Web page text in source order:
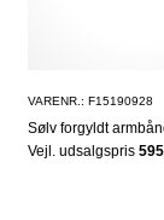
VARENR.: F15190928
Sølv forgyldt
Vejl. udsalgspris